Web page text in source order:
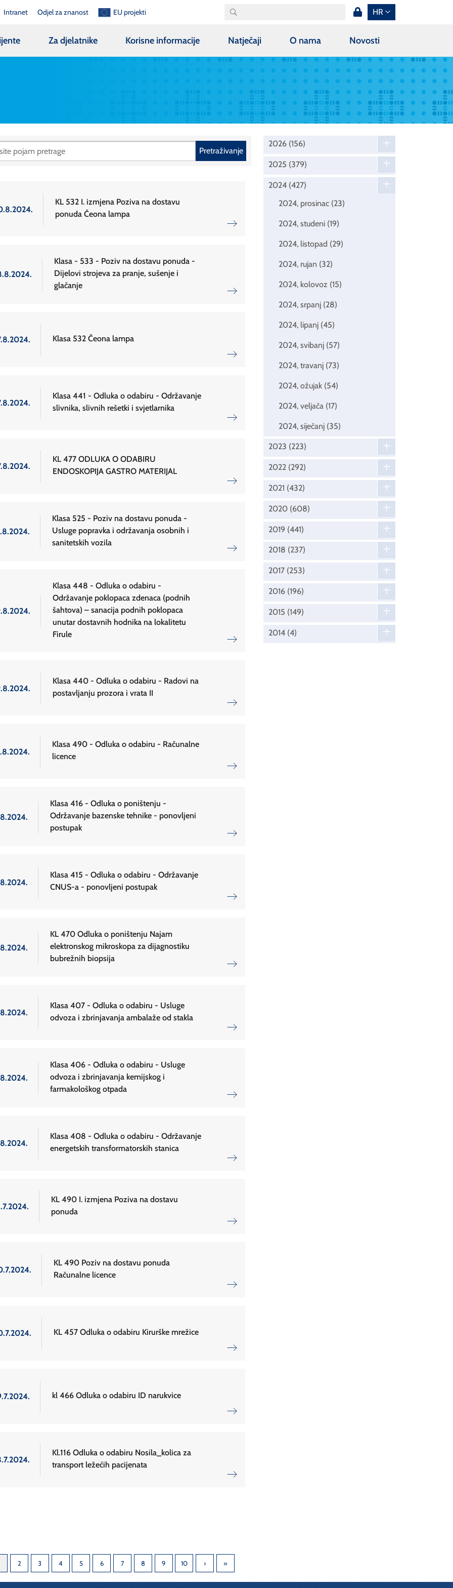
Intranet Odjel za znanost EU projekti HR
Za djelatnike Korisne informacije Natječaji O nama Novosti
Pretraživanje
KL 532 I. izmjena Poziva na dostavu
ponuda Čeona lampa
Klasa - 533 - Poziv na dostavu ponuda -
Dijelovi strojeva za pranje, sušenje i
glačanje
Klasa 532 Čeona lampa
Klasa 441 - Odluka o odabiru - Održavanje
slivnika, slivnih rešetki i svjetlarnika
KL 477 ODLUKA O ODABIRU
ENDOSKOPIJA GASTRO MATERIJAL
Klasa 525 - Poziv na dostavu ponuda -
Usluge popravka i održavanja osobnih i
sanitetskih vozila
Klasa 448 - Odluka o odabiru -
Održavanje poklopaca zdenaca (podnih
šahtova) – sanacija podnih poklopaca
unutar dostavnih hodnika na lokalitetu
Firule
Klasa 440 - Odluka o odabiru - Radovi na
postavljanju prozora i vrata II
Klasa 490 - Odluka o odabiru - Računalne
licence
Klasa 416 - Odluka o poništenju -
Održavanje bazenske tehnike - ponovljeni
postupak
Klasa 415 - Odluka o odabiru - Održavanje
CNUS-a - ponovljeni postupak
KL 470 Odluka o poništenju Najam
elektronskog mikroskopa za dijagnostiku
bubrežnih biopsija
Klasa 407 - Odluka o odabiru - Usluge
odvoza i zbrinjavanja ambalaže od stakla
Klasa 406 - Odluka o odabiru - Usluge
odvoza i zbrinjavanja kemijskog i
farmakološkog otpada
Klasa 408 - Odluka o odabiru - Održavanje
energetskih transformatorskih stanica
KL 490 I. izmjena Poziva na dostavu
ponuda
KL 490 Poziv na dostavu ponuda
Računalne licence
KL 457 Odluka o odabiru Kirurške mrežice
kl 466 Odluka o odabiru ID narukvice
Kl.116 Odluka o odabiru Nosila_kolica za
transport ležećih pacijenata
2 3 4 5 6 7 8 9 10
2026 (156)
2025 (379)
2024 (427)
2024, prosinac (23)
2024, studeni (19)
2024, listopad (29)
2024, rujan (32)
2024, kolovoz (15)
2024, srpanj (28)
2024, lipanj (45)
2024, svibanj (57)
2024, travanj (73)
2024, ožujak (54)
2024, veljača (17)
2024, siječanj (35)
2023 (223)
2022 (292)
2021 (432)
2020 (608)
2019 (441)
2018 (237)
2017 (253)
2016 (196)
2015 (149)
2014 (4)